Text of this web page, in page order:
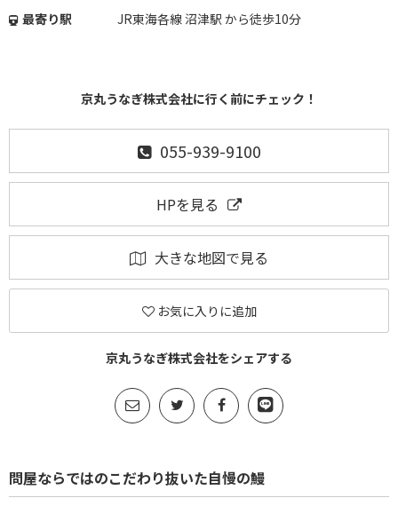
最寄り駅
JR東海各線 沼津駅 から徒歩10分
京丸うなぎ株式会社に行く前にチェック！
055-939-9100
HPを見る
大きな地図で見る
お気に入りに追加
京丸うなぎ株式会社をシェアする
問屋ならではのこだわり抜いた自慢の鰻